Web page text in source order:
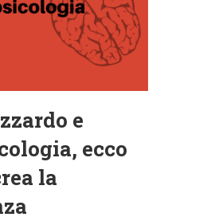
e
ecco
la